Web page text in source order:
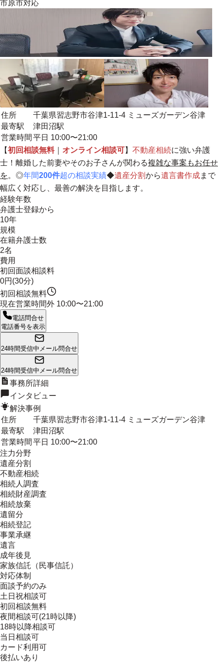
市原市対応
住所
千葉県習志野市谷津1-11-4 ミューズガーデン谷津
最寄駅
津田沼駅
営業時間 平日 10:00〜21:00
【初回相談無料｜ オンライン相談可】 不動産相続に強い弁護
士！離婚した前妻やそのお子さんが関わる複雑な事案もお任せ
を。◎年間200件超の相談実績◆遺産分割から遺言書作成まで
幅広く対応し、最善の解決を目指します。
経験年数
弁護士登録から
10年
規模
在籍弁護士数
2名
費用
初回面談相談料
0円(30分)
初回相談無料
現在営業時間外 10:00〜21:00
電話問合せ
電話番号を表示
24時間受信中 メール問合せ
24時間受信中 メール問合せ
事務所詳細
インタビュー
解決事例
住所
千葉県習志野市谷津1-11-4 ミューズガーデン谷津
最寄駅
津田沼駅
営業時間 平日 10:00〜21:00
注力分野
遺産分割
不動産相続
相続人調査
相続財産調査
相続放棄
遺留分
相続登記
事業承継
遺言
成年後見
家族信託（民事信託）
対応体制
面談予約のみ
土日祝相談可
初回相談無料
夜間相談可(21時以降)
18時以降相談可
当日相談可
カード利用可
後払いあり